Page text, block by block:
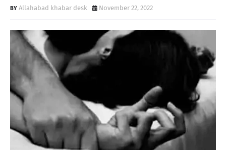
Allahabad khabar desk November 22, 2022